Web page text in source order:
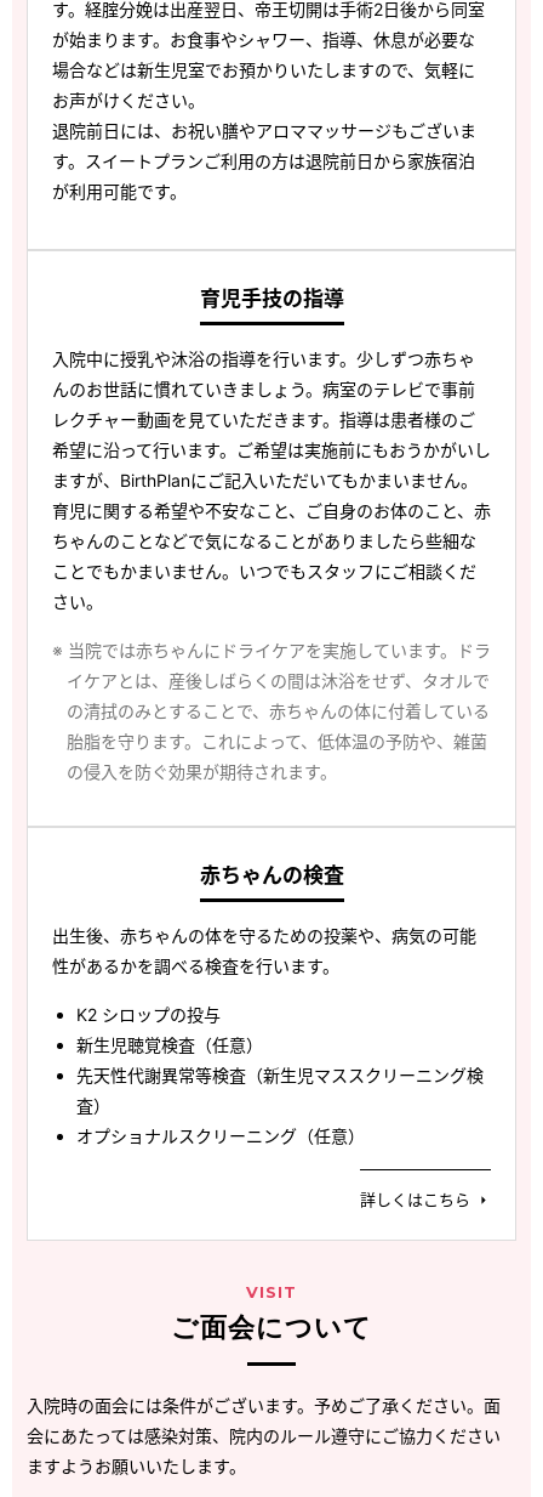
す。経腟分娩は出産翌日、帝王切開は手術2日後から同室
が始まります。お食事やシャワー、指導、休息が必要な
場合などは新生児室でお預かりいたしますので、気軽に
お声がけください。
退院前日には、お祝い膳やアロママッサージもございま
す。スイートプランご利用の方は退院前日から家族宿泊
が利用可能です。
育児手技の指導
入院中に授乳や沐浴の指導を行います。少しずつ赤ちゃ
んのお世話に慣れていきましょう。病室のテレビで事前
レクチャー動画を見ていただきます。指導は患者様のご
希望に沿って行います。ご希望は実施前にもおうかがいし
ますが、BirthPlanにご記入いただいてもかまいません。
育児に関する希望や不安なこと、ご自身のお体のこと、赤
ちゃんのことなどで気になることがありましたら些細な
ことでもかまいません。いつでもスタッフにご相談くだ
さい。
※ 当院では赤ちゃんにドライケアを実施しています。ドラ
イケアとは、産後しばらくの間は沐浴をせず、タオルで
の清拭のみとすることで、赤ちゃんの体に付着している
胎脂を守ります。これによって、低体温の予防や、雑菌
の侵入を防ぐ効果が期待されます。
赤ちゃんの検査
出生後、赤ちゃんの体を守るための投薬や、病気の可能
性があるかを調べる検査を行います。
K2 シロップの投与
新生児聴覚検査（任意）
先天性代謝異常等検査（新生児マススクリーニング検
査）
オプショナルスクリーニング（任意）
詳しくはこちら
VISIT
ご面会について
入院時の面会には条件がございます。予めご了承ください。面
会にあたっては感染対策、院内のルール遵守にご協力ください
ますようお願いいたします。